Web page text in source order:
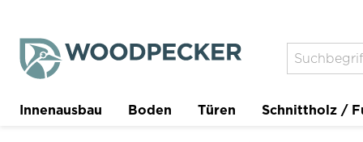
Innenausbau Boden Türen Schnittholz /